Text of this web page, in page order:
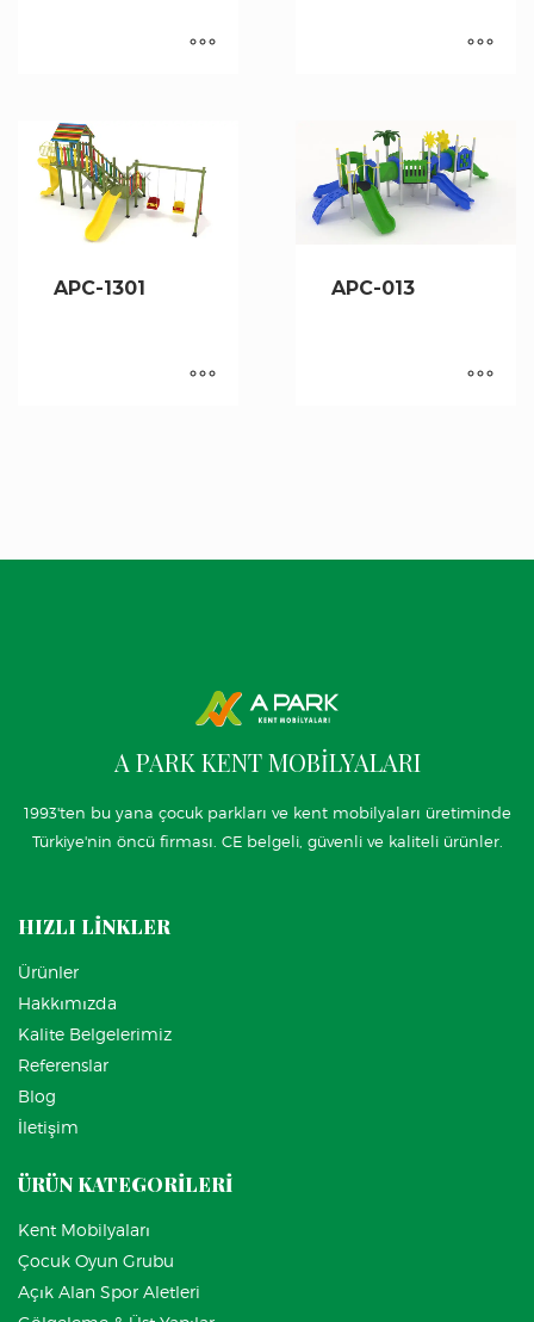
APC-1301 APC-013
A PARK KENT MOBİLYALARI
1993'ten bu yana çocuk parkları ve kent mobilyaları üretiminde
Türkiye'nin öncü firması. CE belgeli, güvenli ve kaliteli ürünler.
HIZLI LİNKLER
Ürünler
Hakkımızda
Kalite Belgelerimiz
Referenslar
Blog
İletişim
ÜRÜN KATEGORİLERİ
Kent Mobilyaları
Çocuk Oyun Grubu
Açık Alan Spor Aletleri